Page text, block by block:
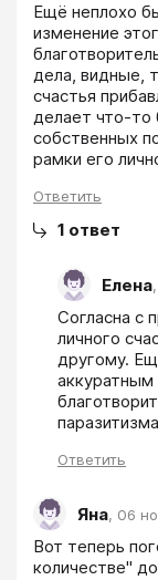
Ещё неплохо
изменение
дела, видные,
счастья
делает что-то
собственных
рамки его
Ответить
1 ответ
Елена,
Согласна с
личного
другому.
аккуратным
Ответить
Яна, 06
Вот теперь
количестве"